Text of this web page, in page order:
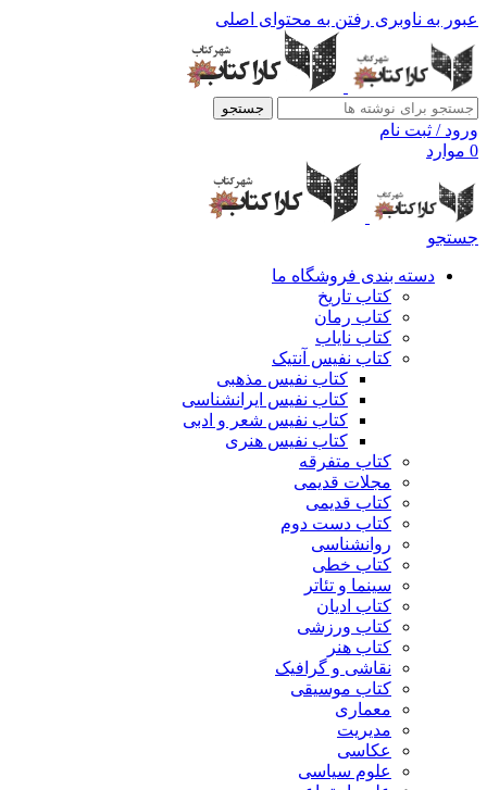
عبور به ناوبری رفتن به محتوای اصلی
جستجو
ورود / ثبت نام
0 موارد
جستجو
دسته بندی فروشگاه ما
کتاب تاریخ
کتاب رمان
کتاب نایاب
کتاب نفیس آنتیک
کتاب نفیس مذهبی
کتاب نفیس ایرانشناسی
کتاب نفیس شعر و ادبی
کتاب نفیس هنری
کتاب متفرقه
مجلات قدیمی
کتاب قدیمی
کتاب دست دوم
روانشناسی
کتاب خطی
سینما و تئاتر
کتاب ادیان
کتاب ورزشی
کتاب هنر
نقاشی و گرافیک
کتاب موسیقی
معماری
مدیریت
عکاسی
علوم سیاسی